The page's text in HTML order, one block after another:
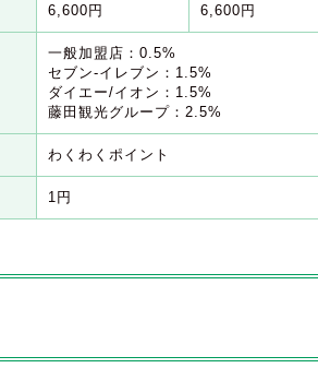
6,600円 6,600円
一般加盟店：0.5%
セブン-イレブン：1.5%
ダイエー/イオン：1.5%
藤田観光グループ：2.5%
わくわくポイント
1円